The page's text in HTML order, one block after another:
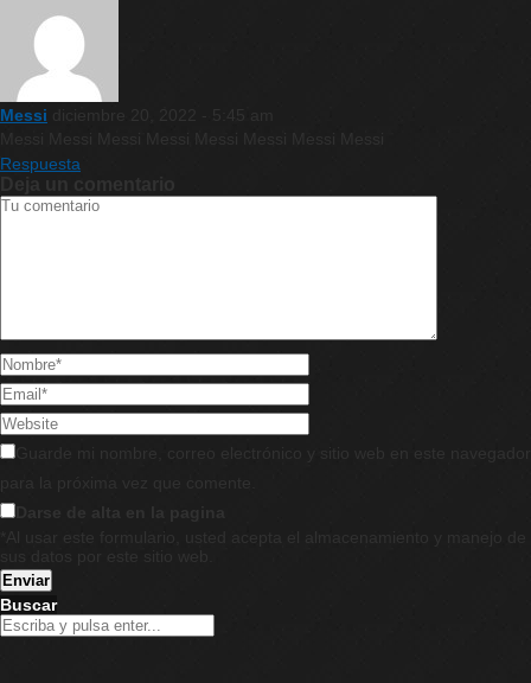
Messi
Messi Messi Messi Messi Messi Messi Messi Messi
Respuesta
Guarde mi nombre, correo electrónico y sitio web en este navegador
*Al usar este formulario, usted acepta el almacenamiento y manejo de
sus datos por este sitio web.
Buscar